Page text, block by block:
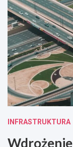
INFRASTRUKTURA